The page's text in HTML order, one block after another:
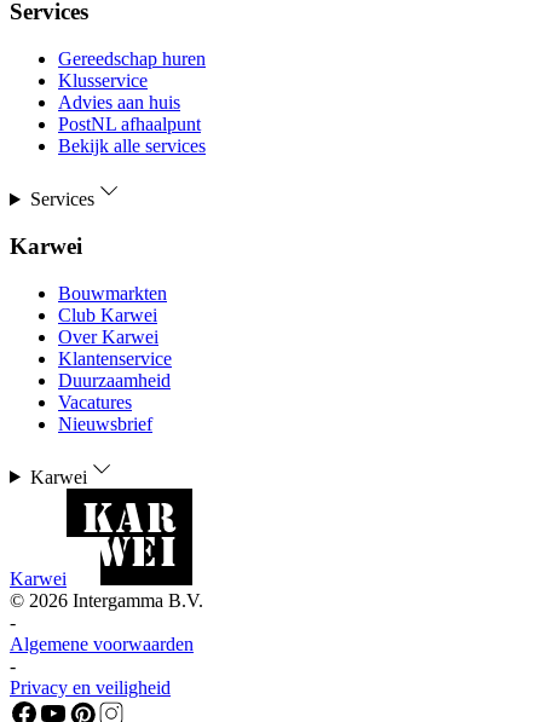
Services
Gereedschap huren
Klusservice
Advies aan huis
PostNL afhaalpunt
Bekijk alle services
Services
Karwei
Bouwmarkten
Club Karwei
Over Karwei
Klantenservice
Duurzaamheid
Vacatures
Nieuwsbrief
Karwei
Karwei
© 2026 Intergamma B.V.
-
Algemene voorwaarden
-
Privacy en veiligheid